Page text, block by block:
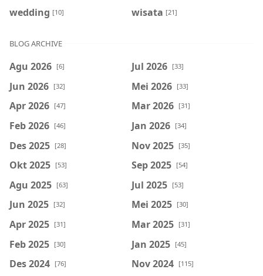
wedding [10] wisata [21]
BLOG ARCHIVE
Agu 2026 [6] Jul 2026 [33]
Jun 2026 [32] Mei 2026 [33]
Apr 2026 [47] Mar 2026 [31]
Feb 2026 [46] Jan 2026 [34]
Des 2025 [28] Nov 2025 [35]
Okt 2025 [53] Sep 2025 [54]
Agu 2025 [63] Jul 2025 [53]
Jun 2025 [32] Mei 2025 [30]
Apr 2025 [31] Mar 2025 [31]
Feb 2025 [30] Jan 2025 [45]
Des 2024 [76] Nov 2024 [115]